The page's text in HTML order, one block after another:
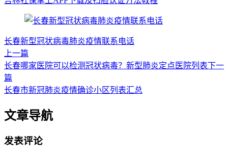
长春新型冠状病毒肺炎疫情联系电话
上一篇
长春哪家医院可以检测冠状病毒？新型肺炎定点医院列表下一
篇
长春市新冠肺炎疫情确诊小区列表汇总
文章导航
发表评论